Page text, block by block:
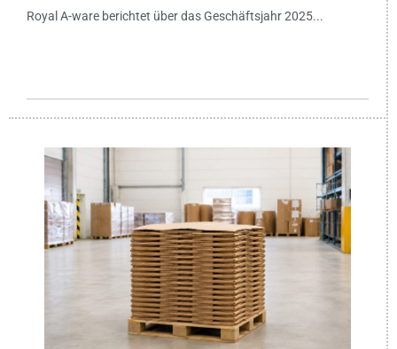
Royal A-ware berichtet über das Geschäftsjahr 2025...